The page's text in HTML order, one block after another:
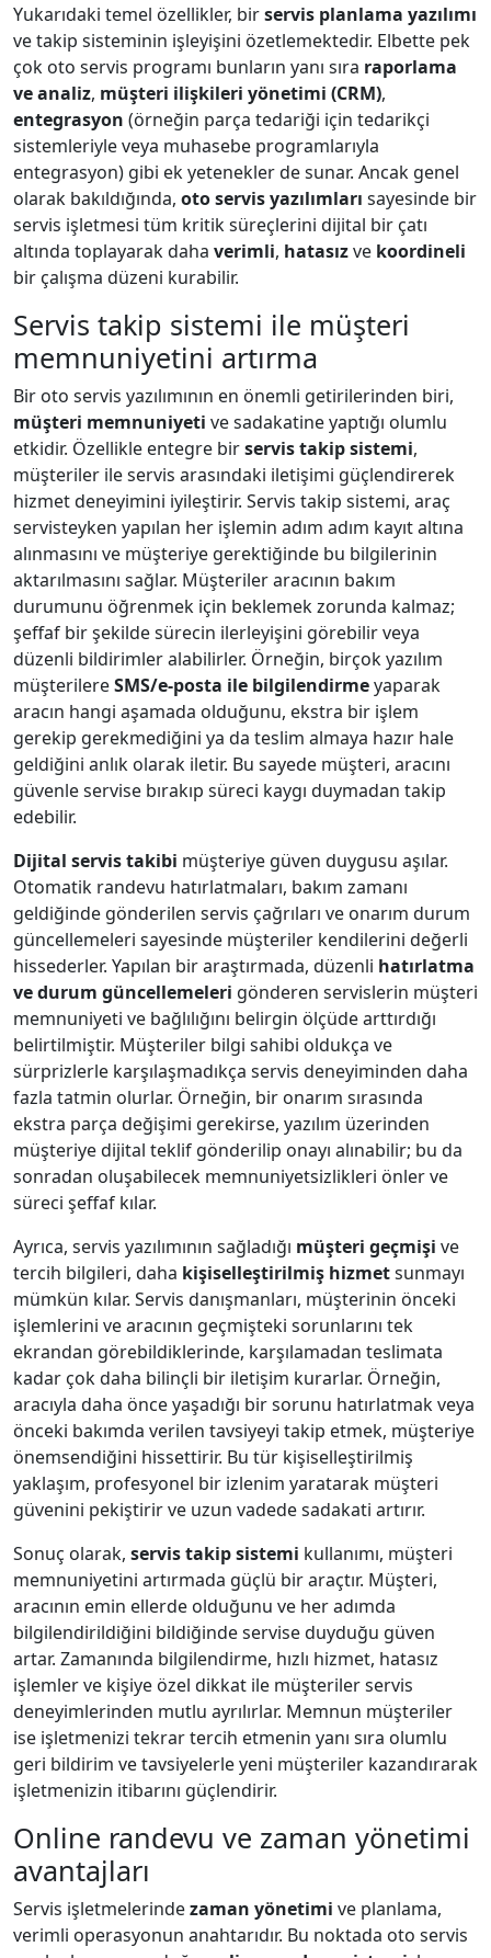
Yukarıdaki temel özellikler, birservis planlama yazılımı
ve takip sisteminin işleyişini özetlemektedir. Elbette pek
çok oto servis programı bunların yanı sıra raporlama
ve analiz, müşteri ilişkileri yönetimi (CRM),
entegrasyon (örneğin parça tedariği için tedarikçi
sistemleriyle veya muhasebe programlarıyla
entegrasyon) gibi ek yetenekler de sunar. Ancak genel
olarak bakıldığında, oto servis yazılımları sayesinde bir
servis işletmesi tüm kritik süreçlerini dijital bir çatı
altında toplayarak daha verimli, hatasızve koordineli
bir çalışma düzeni kurabilir.
Servis takip sistemi ile müşteri
memnuniyetini artırma
Bir oto servis yazılımının en önemli getirilerinden biri,
müşteri memnuniyeti ve sadakatine yaptığı olumlu
etkidir. Özellikle entegre birservis takip sistemi,
müşteriler ile servis arasındaki iletişimi güçlendirerek
hizmet deneyimini iyileştirir. Servis takip sistemi, araç
servisteyken yapılan her işlemin adım adım kayıt altına
alınmasını ve müşteriye gerektiğinde bu bilgilerinin
aktarılmasını sağlar. Müşteriler aracının bakım
durumunu öğrenmek için beklemek zorunda kalmaz;
şeffaf bir şekilde sürecin ilerleyişini görebilir veya
düzenli bildirimler alabilirler. Örneğin, birçok yazılım
müşterilereSMS/e-posta ile bilgilendirmeyaparak
aracın hangi aşamada olduğunu, ekstra bir işlem
gerekip gerekmediğini ya da teslim almaya hazır hale
geldiğini anlık olarak iletir. Bu sayede müşteri, aracını
güvenle servise bırakıp süreci kaygı duymadan takip
edebilir.
Dijital servis takibi müşteriye güven duygusu aşılar.
Otomatik randevu hatırlatmaları, bakım zamanı
geldiğinde gönderilen servis çağrıları ve onarım durum
güncellemeleri sayesinde müşteriler kendilerini değerli
hissederler. Yapılan bir araştırmada, düzenli hatırlatma
ve durum güncellemeleri gönderen servislerin müşteri
memnuniyeti ve bağlılığını belirgin ölçüde arttırdığı
belirtilmiştir. Müşteriler bilgi sahibi oldukça ve
sürprizlerle karşılaşmadıkça servis deneyiminden daha
fazla tatmin olurlar. Örneğin, bir onarım sırasında
ekstra parça değişimi gerekirse, yazılım üzerinden
müşteriye dijital teklif gönderilip onayı alınabilir; bu da
sonradan oluşabilecek memnuniyetsizlikleri önler ve
süreci şeffaf kılar.
Ayrıca, servis yazılımının sağladığı müşteri geçmişi ve
tercih bilgileri, daha kişiselleştirilmiş hizmetsunmayı
mümkün kılar. Servis danışmanları, müşterinin önceki
işlemlerini ve aracının geçmişteki sorunlarını tek
ekrandan görebildiklerinde, karşılamadan teslimata
kadar çok daha bilinçli bir iletişim kurarlar. Örneğin,
aracıyla daha önce yaşadığı bir sorunu hatırlatmak veya
önceki bakımda verilen tavsiyeyi takip etmek, müşteriye
önemsendiğini hissettirir. Bu tür kişiselleştirilmiş
yaklaşım, profesyonel bir izlenim yaratarak müşteri
güvenini pekiştirir ve uzun vadede sadakati artırır.
Sonuç olarak, servis takip sistemi kullanımı, müşteri
memnuniyetini artırmada güçlü bir araçtır. Müşteri,
aracının emin ellerde olduğunu ve her adımda
bilgilendirildiğini bildiğinde servise duyduğu güven
artar. Zamanında bilgilendirme, hızlı hizmet, hatasız
işlemler ve kişiye özel dikkat ile müşteriler servis
deneyimlerinden mutlu ayrılırlar. Memnun müşteriler
ise işletmenizi tekrar tercih etmenin yanı sıra olumlu
geri bildirim ve tavsiyelerle yeni müşteriler kazandırarak
işletmenizin itibarını güçlendirir.
Online randevu ve zaman yönetimi
avantajları
Servis işletmelerindezaman yönetimi ve planlama,
verimli operasyonun anahtarıdır. Bu noktada oto servis